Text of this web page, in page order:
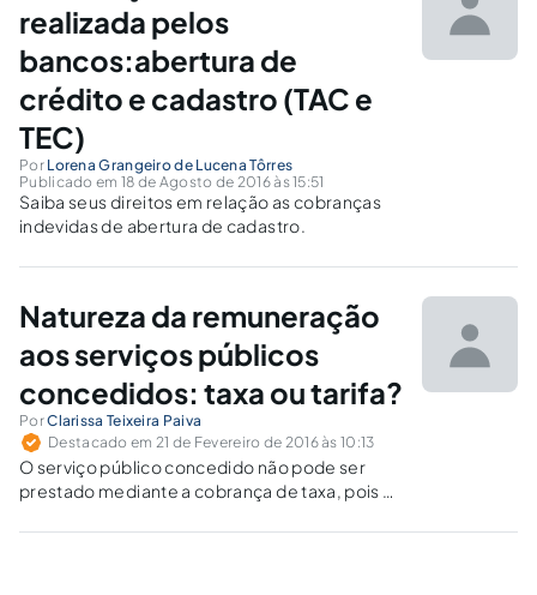
realizada pelos
bancos:abertura de
crédito e cadastro (TAC e
TEC)
Por Lorena Grangeiro de Lucena Tôrres
Publicado em 18 de Agosto de 2016 às 15:51
Saiba seus direitos em relação as cobranças
indevidas de abertura de cadastro.
Natureza da remuneração
aos serviços públicos
concedidos: taxa ou tarifa?
PorClarissa Teixeira Paiva
Destacado em 21 de Fevereiro de 2016 às 10:13
O serviço público concedido não pode ser
prestado mediante a cobrança de taxa, pois a
sua remuneração através de um tributo.